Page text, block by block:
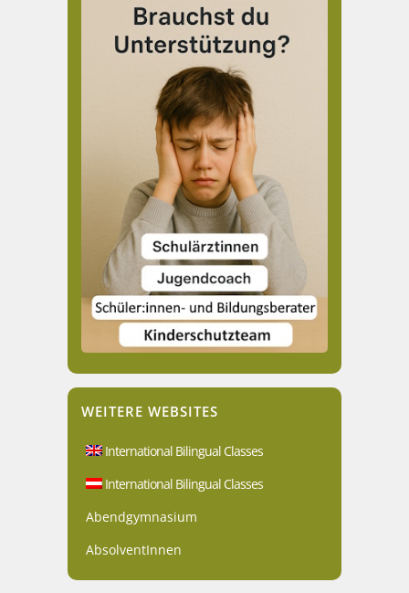
WEITERE WEBSITES
International Bilingual Classes
International Bilingual Classes
Abendgymnasium
AbsolventInnen